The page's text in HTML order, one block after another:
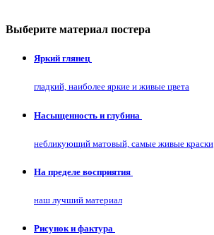
Выберите материал постера
Яркий глянец
гладкий, наиболее яркие и живые цвета
Насыщенность и глубина
небликующий матовый, самые живые краски
На пределе восприятия
наш лучший материал
Рисунок и фактура